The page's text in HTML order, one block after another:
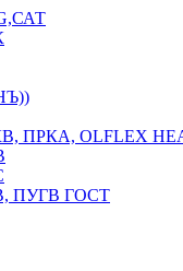
ПРКА, OLFLEX
ПУГВ ГОСТ